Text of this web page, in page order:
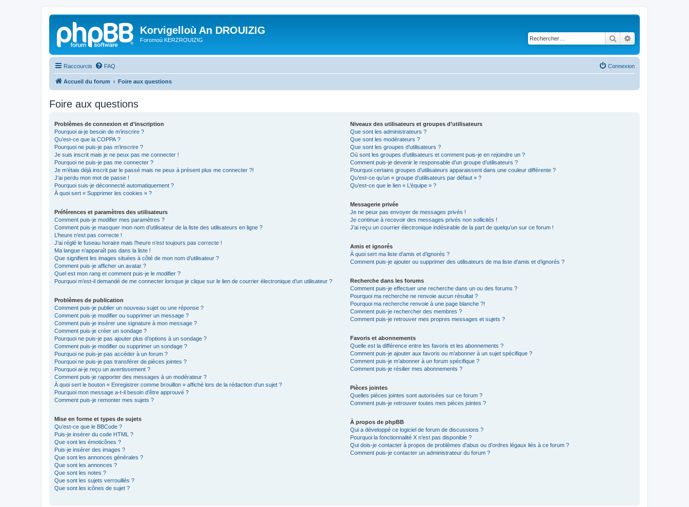
Korvigelloù An DROUIZIG
Foromoù KERZROUIZIG Rechercher
Raccourcis FAQ Connexion
Accueil du forum Foire aux questions
Foire aux questions
Problèmes de connexion et d’inscription
Pourquoi ai-je besoin de m’inscrire ?
Qu’est-ce que la COPPA ?
Pourquoi ne puis-je pas m’inscrire ?
Je suis inscrit mais je ne peux pas me connecter !
Pourquoi ne puis-je pas me connecter ?
Je m’étais déjà inscrit par le passé mais ne peux à présent plus me connecter ?!
J’ai perdu mon mot de passe !
Pourquoi suis-je déconnecté automatiquement ?
À quoi sert « Supprimer les cookies » ?
Préférences et paramètres des utilisateurs
Comment puis-je modifier mes paramètres ?
Comment puis-je masquer mon nom d’utilisateur de la liste des utilisateurs en ligne ?
L’heure n’est pas correcte !
J’ai réglé le fuseau horaire mais l’heure n’est toujours pas correcte !
Ma langue n’apparaît pas dans la liste !
Que signifient les images situées à côté de mon nom d’utilisateur ?
Comment puis-je afficher un avatar ?
Quel est mon rang et comment puis-je le modifier ?
Pourquoi m’est-il demandé de me connecter lorsque je clique sur le lien de courrier électronique d’un utilisateur ?
Problèmes de publication
Comment puis-je publier un nouveau sujet ou une réponse ?
Comment puis-je modifier ou supprimer un message ?
Comment puis-je insérer une signature à mon message ?
Comment puis-je créer un sondage ?
Pourquoi ne puis-je pas ajouter plus d’options à un sondage ?
Comment puis-je modifier ou supprimer un sondage ?
Pourquoi ne puis-je pas accéder à un forum ?
Pourquoi ne puis-je pas transférer de pièces jointes ?
Pourquoi ai-je reçu un avertissement ?
Comment puis-je rapporter des messages à un modérateur ?
À quoi sert le bouton « Enregistrer comme brouillon » affiché lors de la rédaction d’un sujet ?
Pourquoi mon message a-t-il besoin d’être approuvé ?
Comment puis-je remonter mes sujets ?
Mise en forme et types de sujets
Qu’est-ce que le BBCode ?
Puis-je insérer du code HTML ?
Que sont les émoticônes ?
Puis-je insérer des images ?
Que sont les annonces générales ?
Que sont les annonces ?
Que sont les notes ?
Que sont les sujets verrouillés ?
Que sont les icônes de sujet ?
Niveaux des utilisateurs et groupes d’utilisateurs
Que sont les administrateurs ?
Que sont les modérateurs ?
Que sont les groupes d’utilisateurs ?
Où sont les groupes d’utilisateurs et comment puis-je en rejoindre un ?
Comment puis-je devenir le responsable d’un groupe d’utilisateurs ?
Pourquoi certains groupes d’utilisateurs apparaissent dans une couleur différente ?
Qu’est-ce qu’un « groupe d’utilisateurs par défaut » ?
Qu’est-ce que le lien « L’équipe » ?
Messagerie privée
Je ne peux pas envoyer de messages privés !
Je continue à recevoir des messages privés non sollicités !
J’ai reçu un courrier électronique indésirable de la part de quelqu’un sur ce forum !
Amis et ignorés
À quoi sert ma liste d’amis et d’ignorés ?
Comment puis-je ajouter ou supprimer des utilisateurs de ma liste d’amis et d’ignorés ?
Recherche dans les forums
Comment puis-je effectuer une recherche dans un ou des forums ?
Pourquoi ma recherche ne renvoie aucun résultat ?
Pourquoi ma recherche renvoie à une page blanche ?!
Comment puis-je rechercher des membres ?
Comment puis-je retrouver mes propres messages et sujets ?
Favoris et abonnements
Quelle est la différence entre les favoris et les abonnements ?
Comment puis-je ajouter aux favoris ou m’abonner à un sujet spécifique ?
Comment puis-je m’abonner à un forum spécifique ?
Comment puis-je résilier mes abonnements ?
Pièces jointes
Quelles pièces jointes sont autorisées sur ce forum ?
Comment puis-je retrouver toutes mes pièces jointes ?
À propos de phpBB
Qui a développé ce logiciel de forum de discussions ?
Pourquoi la fonctionnalité X n’est pas disponible ?
Qui dois-je contacter à propos de problèmes d’abus ou d’ordres légaux liés à ce forum ?
Comment puis-je contacter un administrateur du forum ?